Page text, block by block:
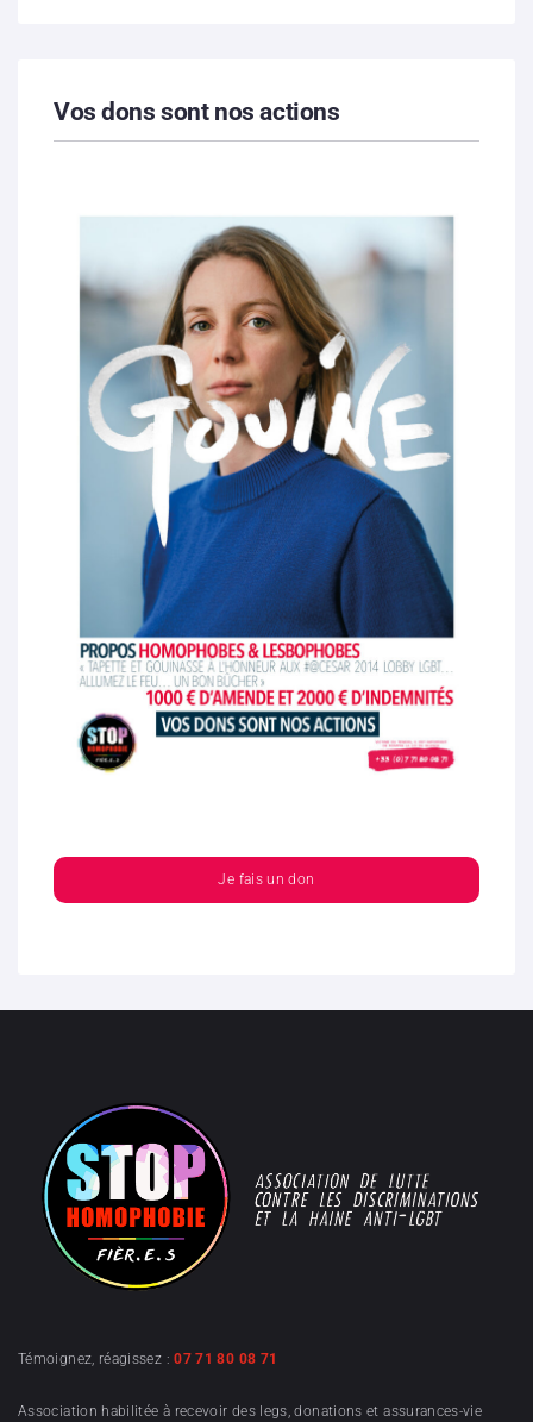
Vos dons sont nos actions
Je fais un don
Témoignez, réagissez :07 71 80 08 71
Association habilitée à recevoir des legs, donations et assurances-vie